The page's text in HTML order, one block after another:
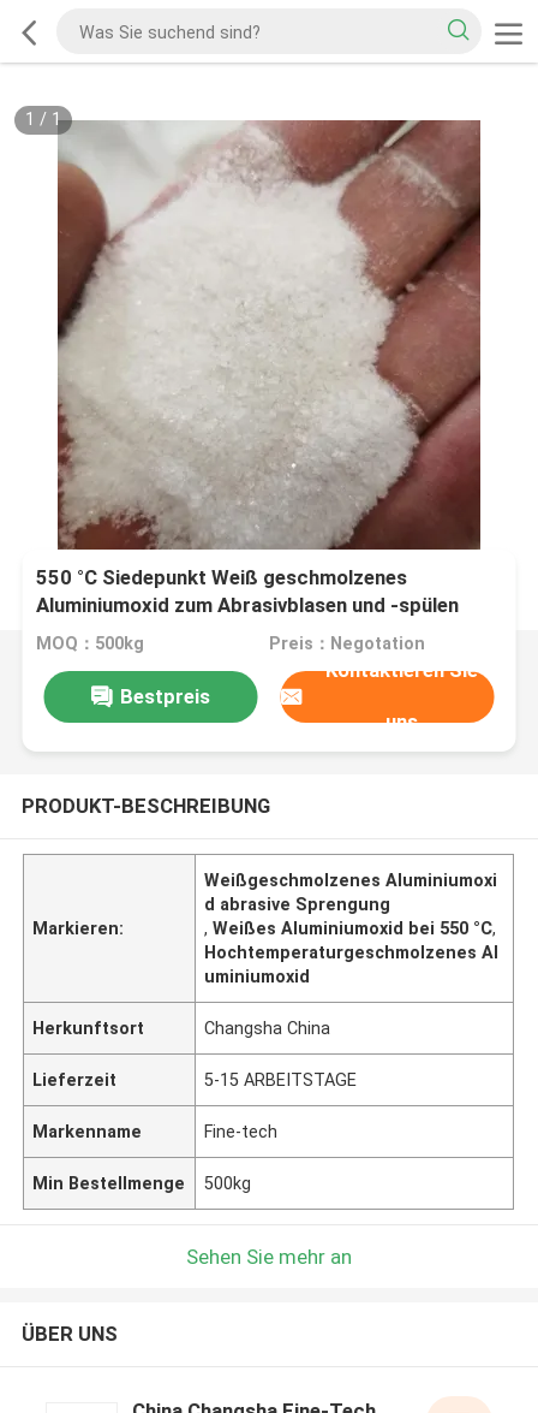
1 / 1
550 °C Siedepunkt Weiß geschmolzenes
Aluminiumoxid zum Abrasivblasen und -spülen
MOQ：500kg Preis：Negotation
Bestpreis
Kontaktieren Sie
uns
PRODUKT-BESCHREIBUNG
Markieren:
Weißgeschmolzenes Aluminiumoxi
d abrasive Sprengung
,Weißes Aluminiumoxid bei 550 °C,
Hochtemperaturgeschmolzenes Al
uminiumoxid
Herkunftsort Changsha China
Lieferzeit 5-15 ARBEITSTAGE
Markenname Fine-tech
Min Bestellmenge 500kg
Sehen Sie mehr an
ÜBER UNS